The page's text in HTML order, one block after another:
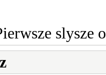
slysze